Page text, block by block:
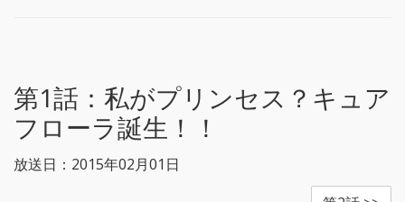
第1話： 私がプリンセス？キュア
フローラ誕生！！
放送日：2015年02月01日